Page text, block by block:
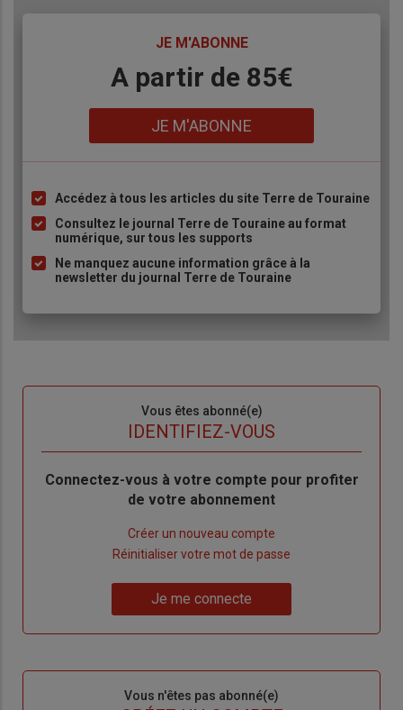
JE M'ABONNE
A partir de 85€
JE M'ABONNE
Liste
à
puce
Accédez à tous les articles du site Terre de Touraine
Consultez le journal Terre de Touraine au format
numérique, sur tous les supports
Ne manquez aucune information grâce à la
newsletter du journal Terre de Touraine
Vous êtes abonné(e)
IDENTIFIEZ-VOUS
Body
Connectez-vous à votre compte pour profiter
de votre abonnement
Créer un nouveau compte
de
Réinitialiser votre mot de passe
me
Je me connecte
Vous n'êtes pas abonné(e)